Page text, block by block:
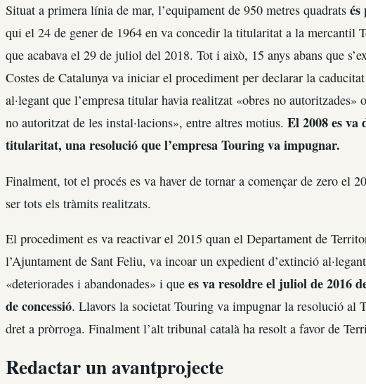
Situat a primera línia de mar, l’equipament de 950 metres quadrats és
qui el 24 de gener de 1964 en va concedir la titularitat a la mercantil
que acabava el 29 de juliol del 2018. Tot i això, 15 anys abans que
Costes de Catalunya va iniciar el procediment per declarar la
al·legant que l’empresa titular havia realitzat «obres no autoritzades»
no autoritzat de les instal·lacions», entre altres motius. El 2008 es
titularitat, una resolució que l’empresa Touring va impugnar.
Finalment, tot el procés es va haver de tornar a començar de zero el
ser tots els tràmits realitzats.
El procediment es va reactivar el 2015 quan el Departament de
l’Ajuntament de Sant Feliu, va incoar un expedient d’extinció
«deteriorades i abandonades» i que es va resoldre el juliol de 2016
de concessió. Llavors la societat Touring va impugnar la resolució al
dret a pròrroga. Finalment l’alt tribunal català ha resolt a favor de
Redactar un avantprojecte